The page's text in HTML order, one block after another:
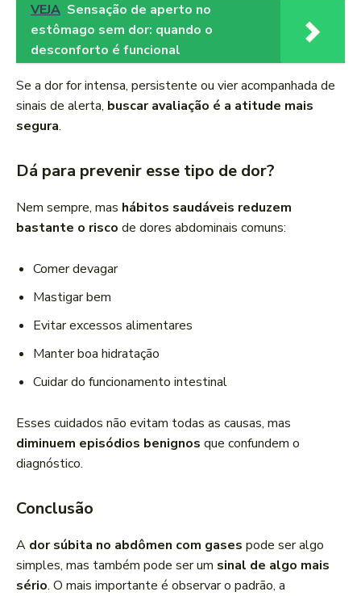
VEJA Sensação de aperto no
estômago sem dor: quando o
desconforto é funcional
Se a dor for intensa, persistente ou vier acompanhada de
sinais de alerta, buscar avaliação é a atitude mais
segura.
Dá para prevenir esse tipo de dor?
Nem sempre, mas hábitos saudáveis reduzem
bastante o risco de dores abdominais comuns:
Comer devagar
Mastigar bem
Evitar excessos alimentares
Manter boa hidratação
Cuidar do funcionamento intestinal
Esses cuidados não evitam todas as causas, mas
diminuem episódios benignos que confundem o
diagnóstico.
Conclusão
A dor súbita no abdômen com gases pode ser algo
simples, mas também pode ser um sinal de algo mais
sério. O mais importante é observar o padrão, a